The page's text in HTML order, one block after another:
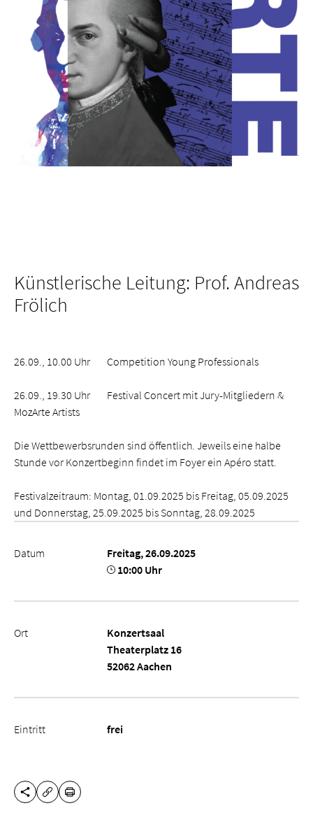
Künstlerische Leitung: Prof. Andreas
Frölich
26.09., 10.00 Uhr Competition Young Professionals
26.09., 19.30 Uhr Festival Concert mit Jury-Mitgliedern &
MozArte Artists
Die Wettbewerbsrunden sind öffentlich. Jeweils eine halbe
Stunde vor Konzertbeginn findet im Foyer ein Apéro statt.
Festivalzeitraum: Montag, 01.09.2025 bis Freitag, 05.09.2025
und Donnerstag, 25.09.2025 bis Sonntag, 28.09.2025
Datum
Freitag, 26.09.2025
10:00 Uhr
Ort
Konzertsaal
Theaterplatz 16
52062 Aachen
Eintritt frei
DIESE SEITE TEILEN
URL KOPIEREN
DRUCKEN